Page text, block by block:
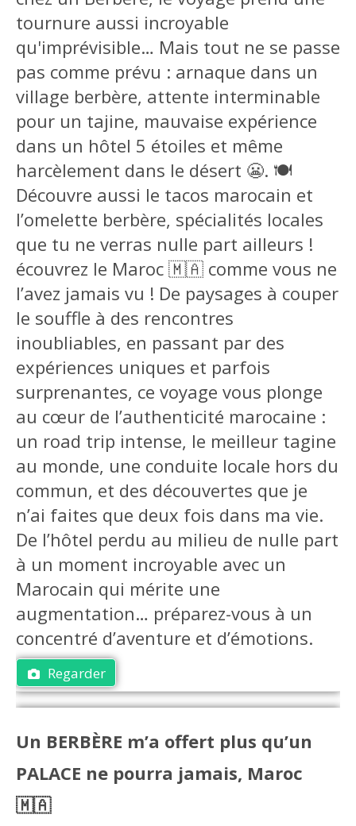
tournure aussi incroyable
qu'imprévisible… Mais tout ne se passe
pas comme prévu : arnaque dans un
village berbère, attente interminable
pour un tajine, mauvaise expérience
dans un hôtel 5 étoiles et même
harcèlement dans le désert 😬. 🍽️
Découvre aussi le tacos marocain et
l’omelette berbère, spécialités locales
que tu ne verras nulle part ailleurs !
écouvrez le Maroc 🇲🇦 comme vous ne
l’avez jamais vu ! De paysages à couper
le souffle à des rencontres
inoubliables, en passant par des
expériences uniques et parfois
surprenantes, ce voyage vous plonge
au cœur de l’authenticité marocaine :
un road trip intense, le meilleur tagine
au monde, une conduite locale hors du
commun, et des découvertes que je
n’ai faites que deux fois dans ma vie.
De l’hôtel perdu au milieu de nulle part
à un moment incroyable avec un
Marocain qui mérite une
augmentation… préparez-vous à un
concentré d’aventure et d’émotions.
Regarder
Un BERBÈRE m’a offert plus qu’un
PALACE ne pourra jamais, Maroc
🇲🇦